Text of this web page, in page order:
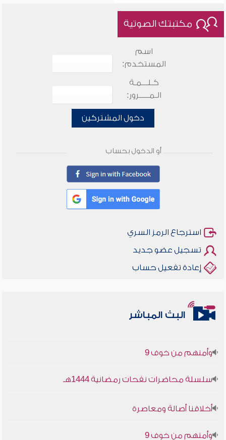
مكتبتك الصوتية
اسم
المستخدم:
كـلـــمـة
الـمـــــرور:
دخول المشتركين
أو الدخول بحساب
استرجاع الرمز السري
تسجيل عضو جديد
إعادة تفعيل حساب
البث المباشر
أخلاقنا أصالة ومعاصرة